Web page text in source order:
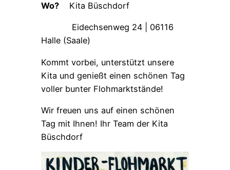
Wo? Kita Büschdorf
Eidechsenweg 24 | 06116
Halle (Saale)
Kommt vorbei, unterstützt unsere
Kita und genießt einen schönen Tag
voller bunter Flohmarktstände!
Wir freuen uns auf einen schönen
Tag mit Ihnen! Ihr Team der Kita
Büschdorf